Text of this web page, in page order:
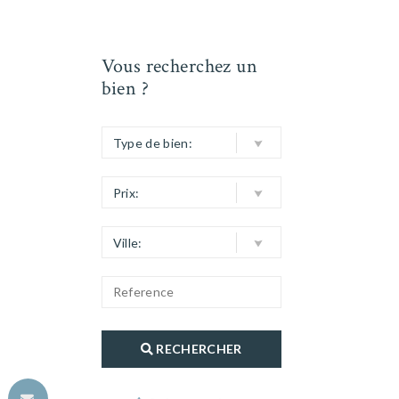
Vous recherchez un
bien ?
Type de bien:
Prix:
Ville:
RECHERCHER